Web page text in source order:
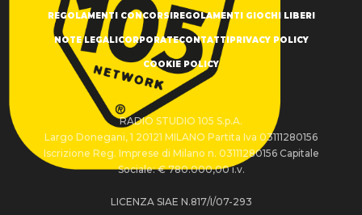
REGOLAMENTI CONCORSIREGOLAMENTI GIOCHI LIBERI
NOTE LEGALICORPORATECONTATTIPRIVACY POLICY
COOKIE POLICY
RADIO STUDIO 105 S.p.A.
Largo Donegani, 1 20121 MILANO Partita Iva 03111280156
Iscrizione Reg. Imprese di Milano n. 03111280156 Capitale
Sociale: € 780.000,00 i.v.
LICENZA SIAE N.817/I/07-293